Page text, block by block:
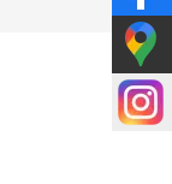
główna